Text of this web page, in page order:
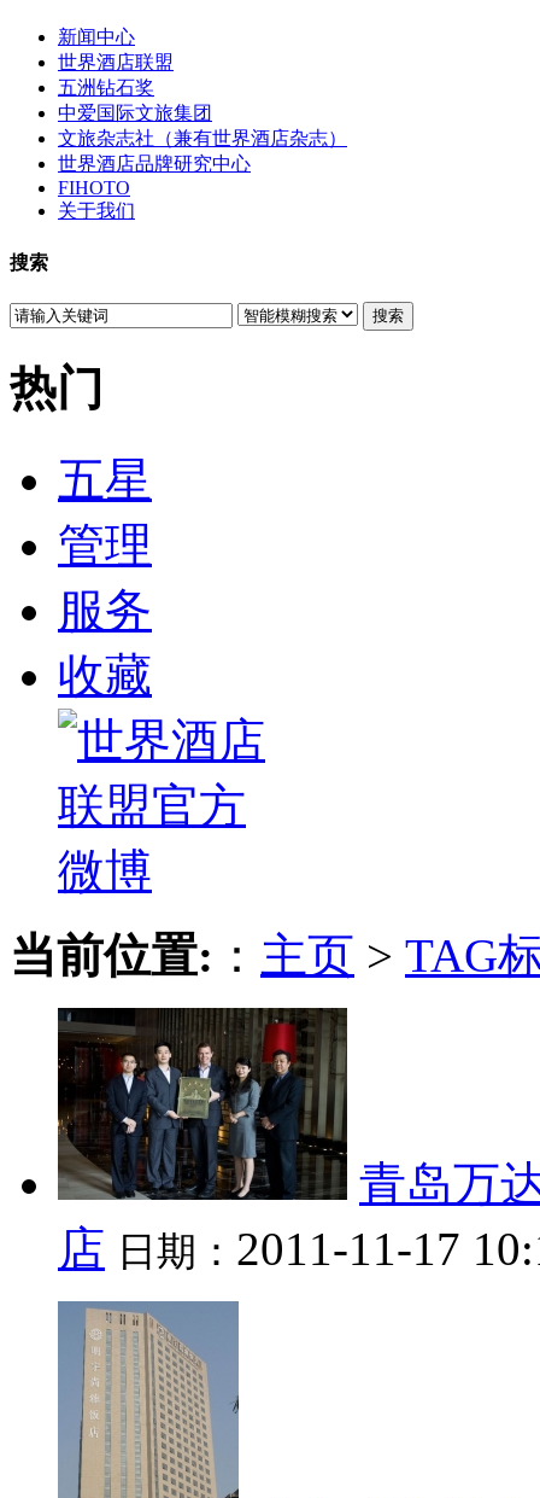
新闻中心
世界酒店联盟
五洲钻石奖
中爱国际文旅集团
文旅杂志社（兼有世界酒店杂志）
世界酒店品牌研究中心
FIHOTO
关于我们
搜索
搜索
热门
五星
管理
服务
收藏
当前位置: ： 主页 > TAG
青岛万
店 日期： 2011-11-17